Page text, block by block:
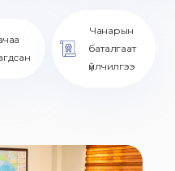
Чанарын
баталгаат
үйлчилгээ